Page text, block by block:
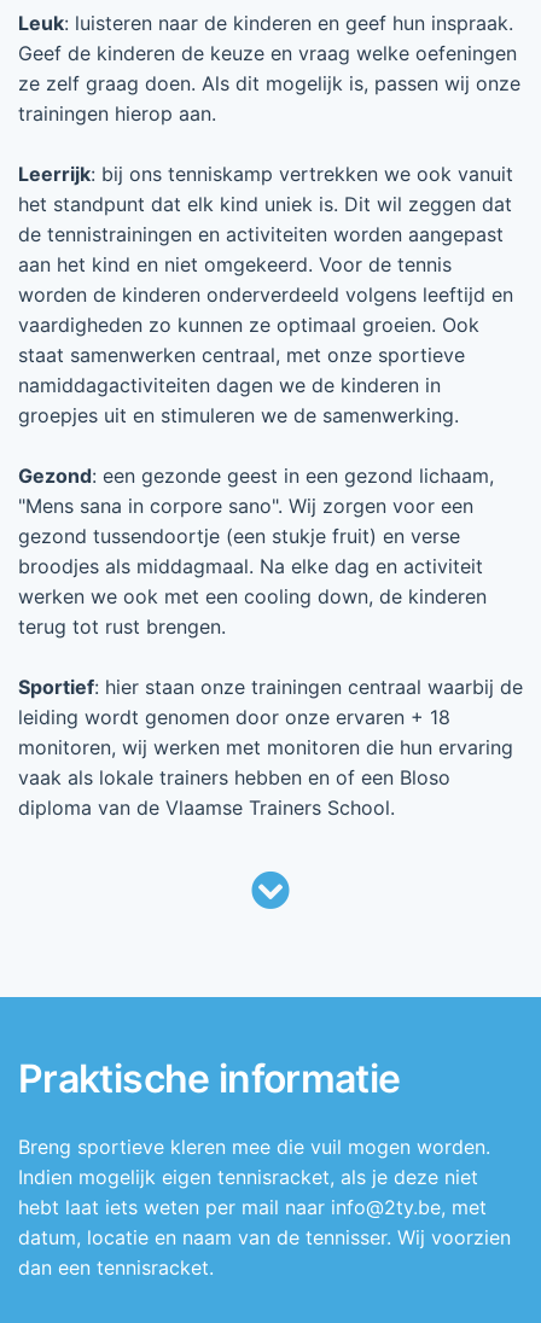
Leuk: luisteren naar de kinderen en geef hun inspraak.
Geef de kinderen de keuze en vraag welke oefeningen
ze zelf graag doen. Als dit mogelijk is, passen wij onze
trainingen hierop aan.
Leerrijk: bij ons tenniskamp vertrekken we ook vanuit
het standpunt dat elk kind uniek is. Dit wil zeggen dat
de tennistrainingen en activiteiten worden aangepast
aan het kind en niet omgekeerd. Voor de tennis
worden de kinderen onderverdeeld volgens leeftijd en
vaardigheden zo kunnen ze optimaal groeien. Ook
staat samenwerken centraal, met onze sportieve
namiddagactiviteiten dagen we de kinderen in
groepjes uit en stimuleren we de samenwerking.
Gezond: een gezonde geest in een gezond lichaam,
"Mens sana in corpore sano". Wij zorgen voor een
gezond tussendoortje (een stukje fruit) en verse
broodjes als middagmaal. Na elke dag en activiteit
werken we ook met een cooling down, de kinderen
terug tot rust brengen.
Sportief: hier staan onze trainingen centraal waarbij de
leiding wordt genomen door onze ervaren + 18
monitoren, wij werken met monitoren die hun ervaring
vaak als lokale trainers hebben en of een Bloso
diploma van de Vlaamse Trainers School.
Praktische informatie
Breng sportieve kleren mee die vuil mogen worden.
Indien mogelijk eigen tennisracket, als je deze niet
hebt laat iets weten per mail naar info@2ty.be, met
datum, locatie en naam van de tennisser. Wij voorzien
dan een tennisracket.